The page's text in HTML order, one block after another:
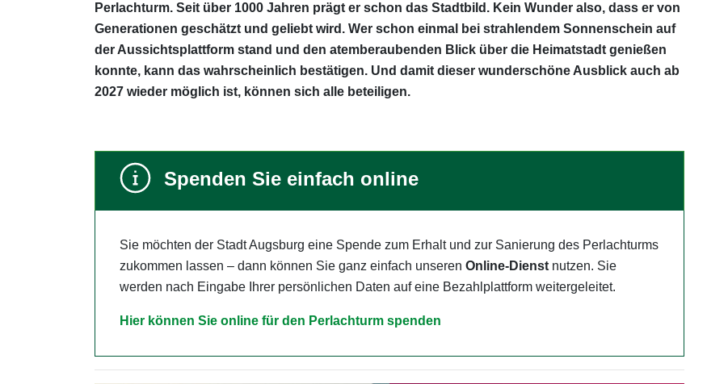
Perlachturm. Seit über 1000 Jahren prägt er schon das Stadtbild. Kein Wunder also, dass er von
Generationen geschätzt und geliebt wird. Wer schon einmal bei strahlendem Sonnenschein auf
der Aussichtsplattform stand und den atemberaubenden Blick über die Heimatstadt genießen
konnte, kann das wahrscheinlich bestätigen. Und damit dieser wunderschöne Ausblick auch ab
2027 wieder möglich ist, können sich alle beteiligen.
Spenden Sie einfach online
Sie möchten der Stadt Augsburg eine Spende zum Erhalt und zur Sanierung des Perlachturms
zukommen lassen – dann können Sie ganz einfach unseren Online-Dienst nutzen. Sie
werden nach Eingabe Ihrer persönlichen Daten auf eine Bezahlplattform weitergeleitet.
Hier können Sie online für den Perlachturm spenden